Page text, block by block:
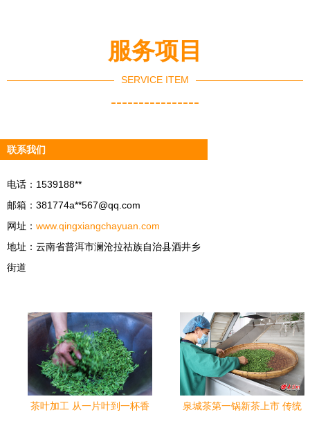
服务项目
SERVICE ITEM
----------------
联系我们
电话：1539188**
邮箱：381774a**567@qq.com
网址： www.qingxiangchayuan.com
地址：云南省普洱市澜沧拉祜族自治县酒井乡
街道
茶叶加工 从一片叶到一杯香
泉城茶第一锅新茶上市 传统